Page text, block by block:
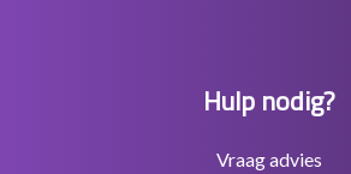
Hulp nodig?
Vraag advies